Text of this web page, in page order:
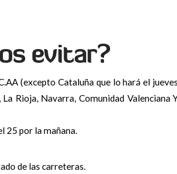
evitar?
(excepto Cataluña que lo hará el
Rioja, Navarra, Comunidad Valenciana
25 por la mañana.
de las carreteras.